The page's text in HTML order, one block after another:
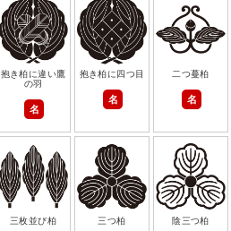
抱き柏に違い鷹
の羽
名
抱き柏に四つ目
名
二つ蔓柏
名
三枚並び柏 三つ柏 陰三つ柏